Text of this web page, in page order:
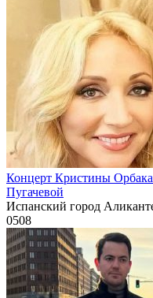
Концерт Кристины
Пугачевой
Испанский город
0508